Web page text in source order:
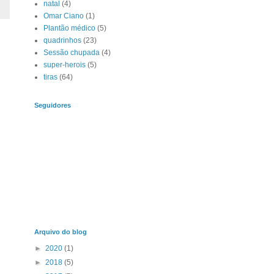
natal (4)
Omar Ciano (1)
Plantão médico (5)
quadrinhos (23)
Sessão chupada (4)
super-herois (5)
tiras (64)
Seguidores
Arquivo do blog
► 2020 (1)
► 2018 (5)